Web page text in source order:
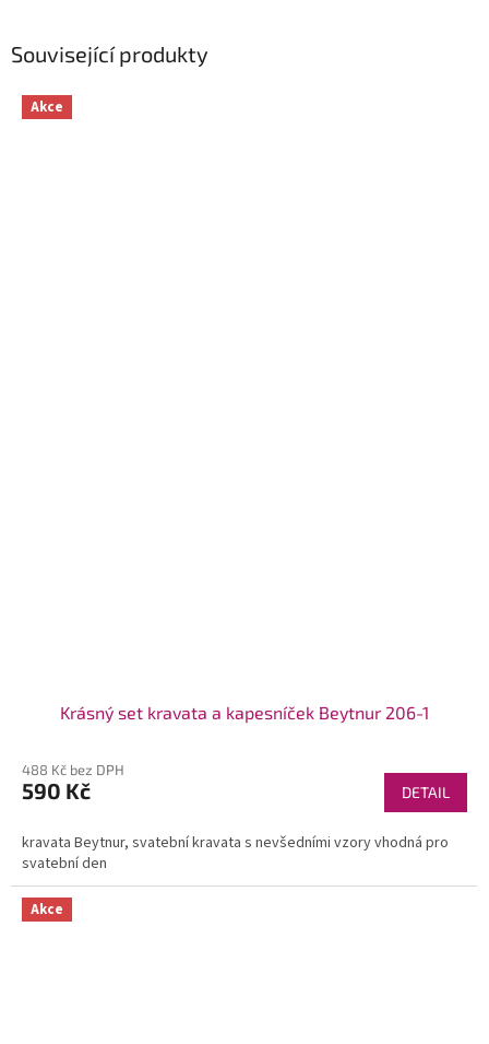
Související produkty
Akce
Krásný set kravata a kapesníček Beytnur 206-1
488 Kč bez DPH
590 Kč DETAIL
kravata Beytnur, svatební kravata s nevšedními vzory vhodná pro
svatební den
Akce